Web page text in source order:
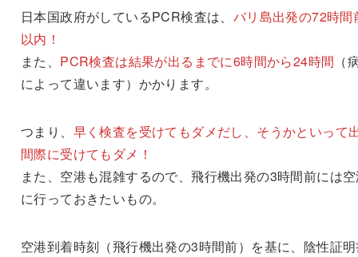
日本国政府がしているPCR検査は、 バリ島出発の72時間
以内！
また、 PCR検査は結果が出るまでに6時間から24時間 （
によって違います）かかります。
つまり、 早く検査を受けてもダメだし、そうかといって
間際に受けてもダメ！
また、空港も混雑するので、飛行機出発の3時間前には
に行っておきたいもの。
空港到着時刻（飛行機出発の3時間前）を基に、陰性証